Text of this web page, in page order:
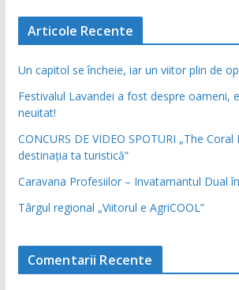
Articole Recente
Un capitol se încheie, iar un viitor plin de
Festivalul Lavandei a fost despre oameni,
neuitat!
CONCURS DE VIDEO SPOTURI „The
destinația ta turistică”
Caravana Profesiilor – Invatamantul Dual
Târgul regional „Viitorul e AgriCOOL”
Comentarii Recente